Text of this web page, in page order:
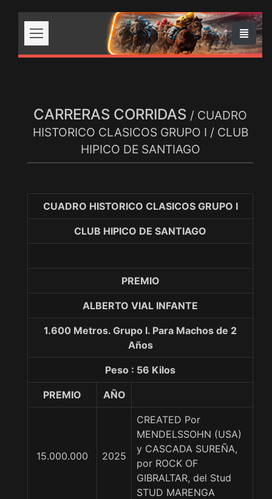
CARRERAS CORRIDAS / CUADRO
HISTORICO CLASICOS GRUPO I / CLUB
HIPICO DE SANTIAGO
CUADRO HISTORICO CLASICOS GRUPO I
CLUB HIPICO DE SANTIAGO
PREMIO
ALBERTO VIAL INFANTE
1.600 Metros. Grupo I. Para Machos de 2
Años
Peso : 56 Kilos
PREMIO AÑO
15.000.000 2025
CREATED Por
MENDELSSOHN (USA)
y CASCADA SUREÑA,
por ROCK OF
GIBRALTAR, del Stud
STUD MARENGA